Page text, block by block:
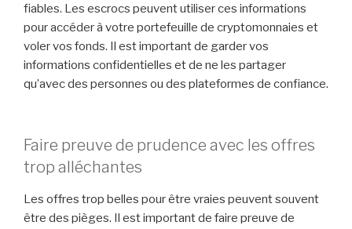
fiables. Les escrocs peuvent utiliser ces informations
pour accéder à votre portefeuille de cryptomonnaies et
voler vos fonds. Il est important de garder vos
informations confidentielles et de ne les partager
qu’avec des personnes ou des plateformes de confiance.
Faire preuve de prudence avec les offres
trop alléchantes
Les offres trop belles pour être vraies peuvent souvent
être des pièges. Il est important de faire preuve de